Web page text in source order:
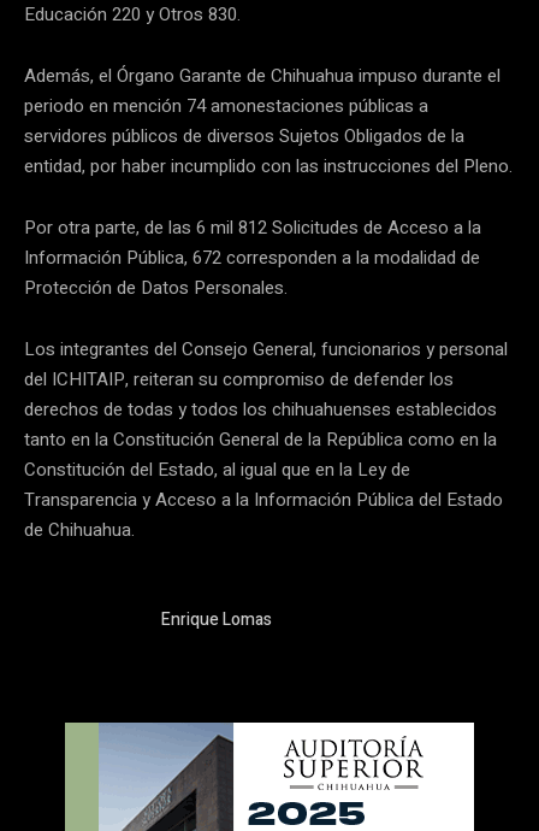
Educación 220 y Otros 830.
Además, el Órgano Garante de Chihuahua impuso durante el
periodo en mención 74 amonestaciones públicas a
servidores públicos de diversos Sujetos Obligados de la
entidad, por haber incumplido con las instrucciones del Pleno.
Por otra parte, de las 6 mil 812 Solicitudes de Acceso a la
Información Pública, 672 corresponden a la modalidad de
Protección de Datos Personales.
Los integrantes del Consejo General, funcionarios y personal
del ICHITAIP, reiteran su compromiso de defender los
derechos de todas y todos los chihuahuenses establecidos
tanto en la Constitución General de la República como en la
Constitución del Estado, al igual que en la Ley de
Transparencia y Acceso a la Información Pública del Estado
de Chihuahua.
Enrique Lomas